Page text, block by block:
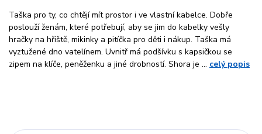
Taška pro ty, co chtějí mít prostor i ve vlastní kabelce. Dobře
poslouží ženám, které potřebují, aby se jim do kabelky vešly
hračky na hřiště, mikinky a pitíčka pro děti i nákup. Taška má
vyztužené dno vatelínem. Uvnitř má podšívku s kapsičkou se
zipem na klíče, peněženku a jiné drobností. Shora je ... celý popis